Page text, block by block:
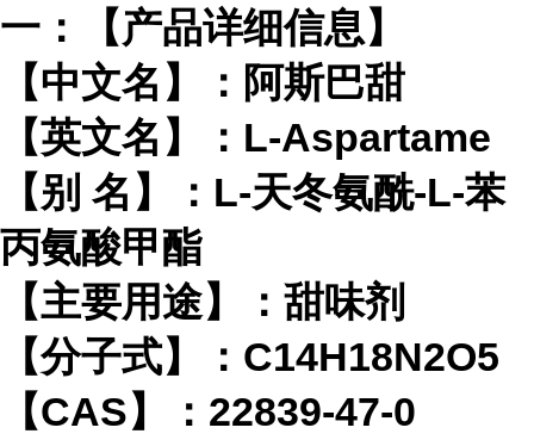
一：【产品详细信息】
【中文名】：阿斯巴甜
【英文名】：L-Aspartame
【别 名】：L-天冬氨酰-L-苯
丙氨酸甲酯
【主要用途】：甜味剂
【分子式】：C14H18N2O5
【CAS】：22839-47-0